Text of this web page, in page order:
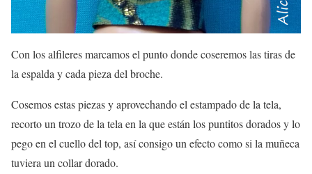
Con los alfileres marcamos el punto donde coseremos las tiras de
la espalda y cada pieza del broche.
Cosemos estas piezas y aprovechando el estampado de la tela,
recorto un trozo de la tela en la que están los puntitos dorados y lo
pego en el cuello del top, así consigo un efecto como si la muñeca
tuviera un collar dorado.